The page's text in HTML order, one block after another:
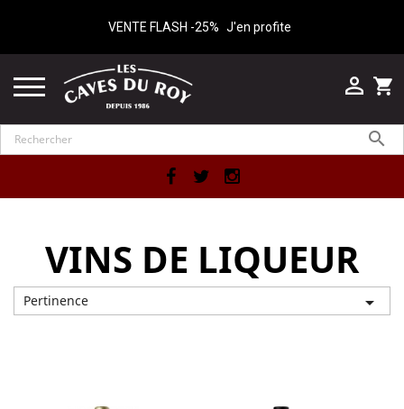
VENTE FLASH -25% J'en profite
shopping_cart


Facebook
VINS DE LIQUEUR
Pertinence 